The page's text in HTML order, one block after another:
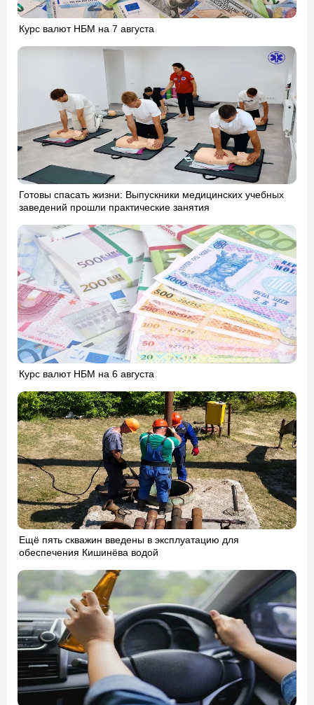
Курс валют НБМ на 7 августа
Готовы спасать жизни: Выпускники медицинских учебных
заведений прошли практические занятия
Курс валют НБМ на 6 августа
Ещё пять скважин введены в эксплуатацию для
обеспечения Кишинёва водой